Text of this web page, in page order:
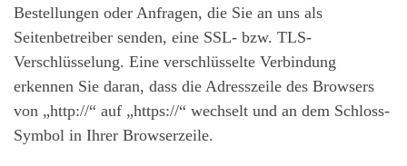
Bestellungen oder Anfragen, die Sie an uns als
Seitenbetreiber senden, eine SSL- bzw. TLS-
Verschlüsselung. Eine verschlüsselte Verbindung
erkennen Sie daran, dass die Adresszeile des Browsers
von „http://“ auf „https://“ wechselt und an dem Schloss-
Symbol in Ihrer Browserzeile.